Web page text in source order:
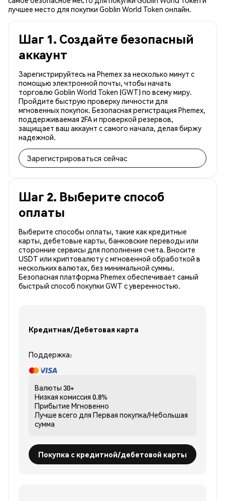
лучшее место для покупки Goblin World Token онлайн.
Шаг 1. Создайте безопасный
аккаунт
Зарегистрируйтесь на Phemex за несколько минут с
помощью электронной почты, чтобы начать
торговлю Goblin World Token (GWT) по всему миру.
Пройдите быструю проверку личности для
мгновенных покупок. Безопасная регистрация Phemex,
поддерживаемая 2FA и проверкой резервов,
защищает ваш аккаунт с самого начала, делая биржу
надежной.
Зарегистрироваться сейчас
Шаг 2. Выберите способ
оплаты
Выберите способы оплаты, такие как кредитные
карты, дебетовые карты, банковские переводы или
сторонние сервисы для пополнения счета. Вносите
USDT или криптовалюту с мгновенной обработкой в
нескольких валютах, без минимальной суммы.
Безопасная платформа Phemex обеспечивает самый
быстрый способ покупки GWT с уверенностью.
Кредитная/Дебетовая карта
Поддержка:
Валюты 30+
Низкая комиссия 0.8%
Прибытие Мгновенно
Лучше всего для Первая покупка/Небольшая
сумма
Покупка с кредитной/дебетовой карты